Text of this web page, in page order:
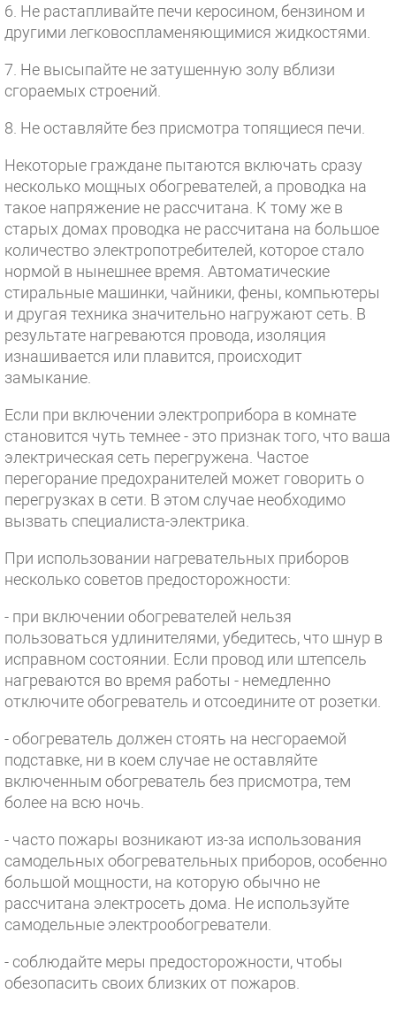
6. Не растапливайте печи керосином, бензином и
другими легковоспламеняющимися жидкостями.
7. Не высыпайте не затушенную золу вблизи
сгораемых строений.
8. Не оставляйте без присмотра топящиеся печи.
Некоторые граждане пытаются включать сразу
несколько мощных обогревателей, а проводка на
такое напряжение не рассчитана. К тому же в
старых домах проводка не рассчитана на большое
количество электропотребителей, которое стало
нормой в нынешнее время. Автоматические
стиральные машинки, чайники, фены, компьютеры
и другая техника значительно нагружают сеть. В
результате нагреваются провода, изоляция
изнашивается или плавится, происходит
замыкание.
Если при включении электроприбора в комнате
становится чуть темнее - это признак того, что ваша
электрическая сеть перегружена. Частое
перегорание предохранителей может говорить о
перегрузках в сети. В этом случае необходимо
вызвать специалиста-электрика.
При использовании нагревательных приборов
несколько советов предосторожности:
- при включении обогревателей нельзя
пользоваться удлинителями, убедитесь, что шнур в
исправном состоянии. Если провод или штепсель
нагреваются во время работы - немедленно
отключите обогреватель и отсоедините от розетки.
- обогреватель должен стоять на несгораемой
подставке, ни в коем случае не оставляйте
включенным обогреватель без присмотра, тем
более на всю ночь.
- часто пожары возникают из-за использования
самодельных обогревательных приборов, особенно
большой мощности, на которую обычно не
рассчитана электросеть дома. Не используйте
самодельные электрообогреватели.
- соблюдайте меры предосторожности, чтобы
обезопасить своих близких от пожаров.